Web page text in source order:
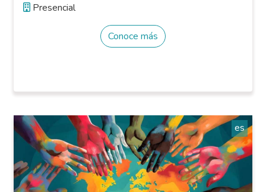
Presencial
Conoce más
es